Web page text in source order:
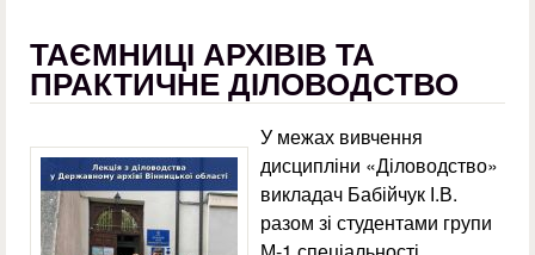
ТАЄМНИЦІ АРХІВІВ ТА
ПРАКТИЧНЕ ДІЛОВОДСТВО
У межах вивчення
дисципліни «Діловодство»
викладач Бабійчук І.В.
разом зі студентами групи